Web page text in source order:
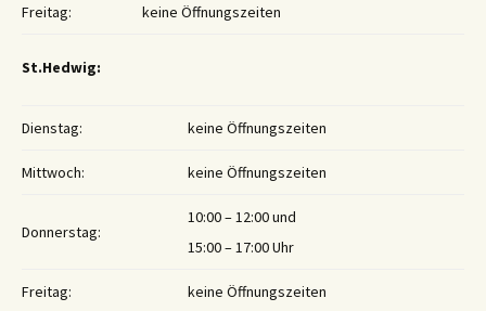
Freitag: keine Öffnungszeiten
St.Hedwig:
Dienstag: keine Öffnungszeiten
Mittwoch: keine Öffnungszeiten
Donnerstag:
10:00 – 12:00 und
15:00 – 17:00 Uhr
Freitag: keine Öffnungszeiten